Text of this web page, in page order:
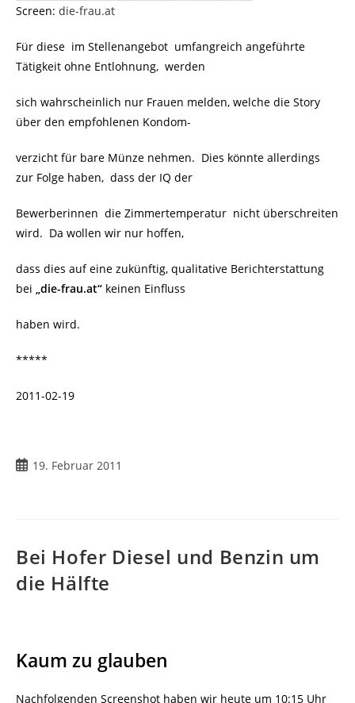
Screen: die-frau.at
Für diese im Stellenangebot umfangreich angeführte
Tätigkeit ohne Entlohnung, werden
sich wahrscheinlich nur Frauen melden, welche die Story
über den empfohlenen Kondom-
verzicht für bare Münze nehmen. Dies könnte allerdings
zur Folge haben, dass der IQ der
Bewerberinnen die Zimmertemperatur nicht überschreiten
wird. Da wollen wir nur hoffen,
dass dies auf eine zukünftig, qualitative Berichterstattung
bei „die-frau.at“ keinen Einfluss
haben wird.
*****
2011-02-19
19. Februar 2011
Bei Hofer Diesel und Benzin um
die Hälfte
Kaum zu glauben
Nachfolgenden Screenshot haben wir heute um 10:15 Uhr